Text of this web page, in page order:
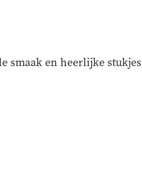
smaak en heerlijke stukjes